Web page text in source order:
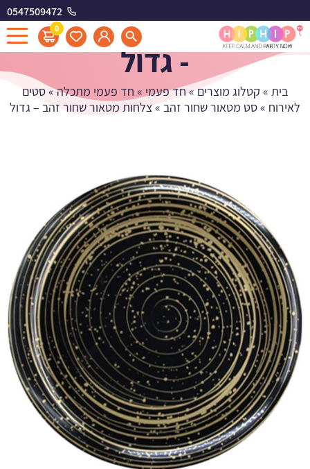
0547509472
0
צלחות מטאור שחור זהב
- גדול
בית » קטלוג מוצרים »חד פעמי » חד פעמי מתכלה»סטים
לאירוח »סט מטאור שחור זהב »צלחות מטאור שחור זהב – גדול